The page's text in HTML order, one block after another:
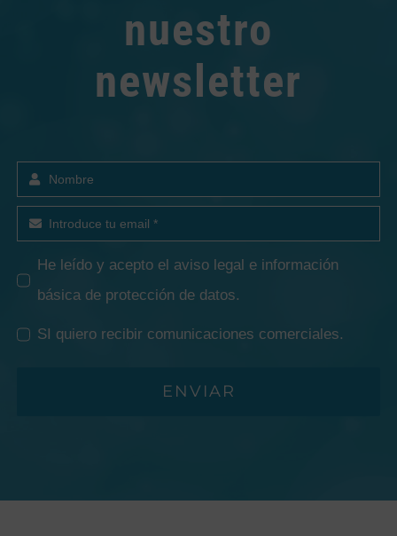
nuestro
newsletter
He leído y acepto el aviso legal e información
básica de protección de datos.
SI quiero recibir comunicaciones comerciales.
ENVIAR